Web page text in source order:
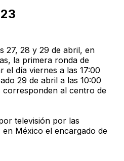
27, 28 y 29 de abril, en
la primera ronda de
el día viernes a las 17:00
29 de abril a las 10:00
corresponden al centro de
televisión por las
México el encargado de